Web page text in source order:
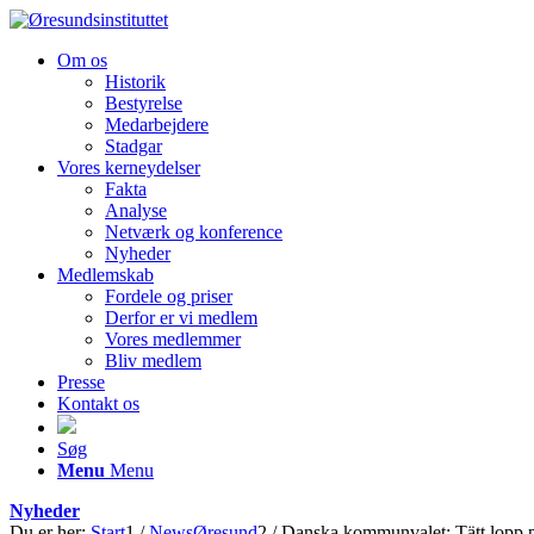
Om os
Historik
Bestyrelse
Medarbejdere
Stadgar
Vores kerneydelser
Fakta
Analyse
Netværk og konference
Nyheder
Medlemskab
Fordele og priser
Derfor er vi medlem
Vores medlemmer
Bliv medlem
Presse
Kontakt os
Søg
Menu Menu
Nyheder